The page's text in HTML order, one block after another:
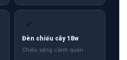
✓
Đèn chiếu cây 18w
Chiếu sáng cảnh quan